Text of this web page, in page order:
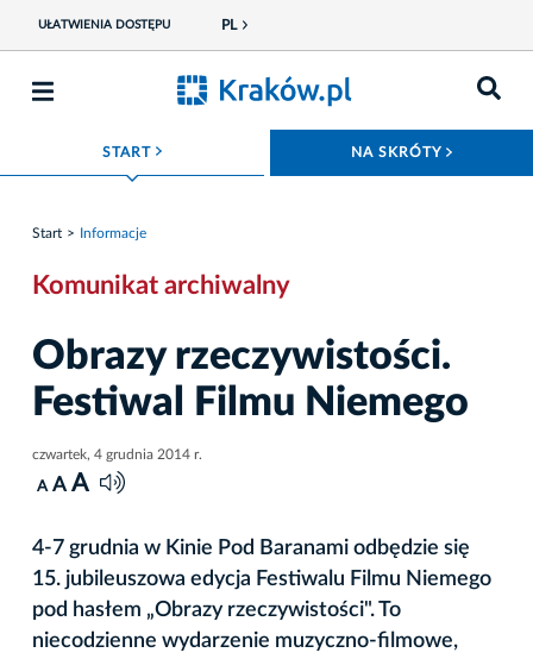
UŁATWIENIA DOSTĘPU PL
START ROZWIŃ MENU NA SKRÓTY
Start Informacje
Komunikat archiwalny
Obrazy rzeczywistości.
Festiwal Filmu Niemego
czwartek, 4 grudnia 2014 r.
A A A
4-7 grudnia w Kinie Pod Baranami odbędzie się
15. jubileuszowa edycja Festiwalu Filmu Niemego
pod hasłem „Obrazy rzeczywistości". To
niecodzienne wydarzenie muzyczno-filmowe,